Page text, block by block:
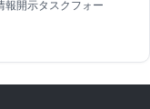
報開示タスクフォー